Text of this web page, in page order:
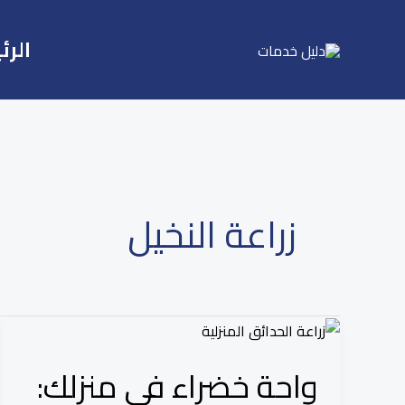
زراعة النخيل
واحة خضراء في منزلك:
واحة
في